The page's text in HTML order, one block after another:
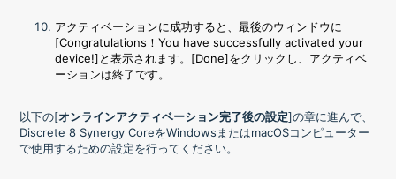
アクティベーションに成功すると、最後のウィンドウに
[Congratulations！You have successfully activated your
device!]と表示されます。[Done]をクリックし、アクティベ
ーションは終了です。
以下の[オンラインアクティベーション完了後の設定]の章に進んで、
Discrete 8 Synergy CoreをWindowsまたはmacOSコンピューター
で使用するための設定を行ってください。